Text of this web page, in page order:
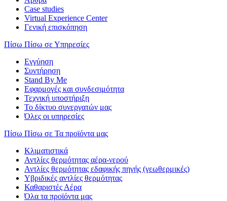
Case studies
Virtual Experience Center
Γενική επισκόπηση
Πίσω Πίσω σε Υπηρεσίες
Εγγύηση
Συντήρηση
Stand By Me
Εφαρμογές και συνδεσιμότητα
Τεχνική υποστήριξη
Το δίκτυο συνεργατών μας
Όλες οι υπηρεσίες
Πίσω Πίσω σε Τα προϊόντα μας
Κλιματιστικά
Αντλίες θερμότητας αέρα-νερού
Αντλίες θερμότητας εδαφικής πηγής (γεωθερμικές)
Υβριδικές αντλίες θερμότητας
Καθαριστές Αέρα
Όλα τα προϊόντα μας